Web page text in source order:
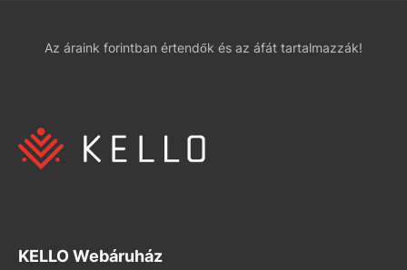
Az áraink forintban értendők és az áfát tartalmazzák!
KELLO Webáruház